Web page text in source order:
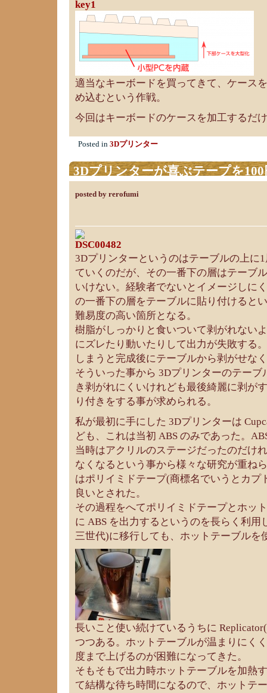
適当なキーボードを買ってきて、ケース
め込むという作戦。
今回はキーボードのケースを加工するだ
Posted in 3Dプリンター
3Dプリンターが喜ぶテープを
posted by rerofumi
3Dプリンターというのはテーブルの上に
ていくのだが、その一番下の層はテーブ
いけない。経験者でないとイメージしに
の一番下の層をテーブルに貼り付けると
難易度の高い箇所となる。
樹脂がしっかりと食いついて剥がれない
にズレたり動いたりして出力が失敗する
しまうと完成後にテーブルから剥がせな
そういった事から 3Dプリンターのテー
き剥がれにくいけれども最後綺麗に剥が
り付きをする事が求められる。
私が最初に手にした 3Dプリンターは
ども、これは当初 ABS のみであった。
当時はアクリルのステージだったのだけ
なくなるという事から様々な研究が重ね
はポリイミドテープ(商標名でいうとカプ
良いとされた。
その過程をへてポリイミドテープとホッ
に ABS を出力するというのを長らく利用
三世代)に移行しても、ホットテーブルを
長いこと使い続けているうちに
つつある。ホットテーブルが温まりにく
度まで上げるのが困難になってきた。
そもそもで出力時ホットテーブルを加熱
て結構な待ち時間になるので、ホットテ